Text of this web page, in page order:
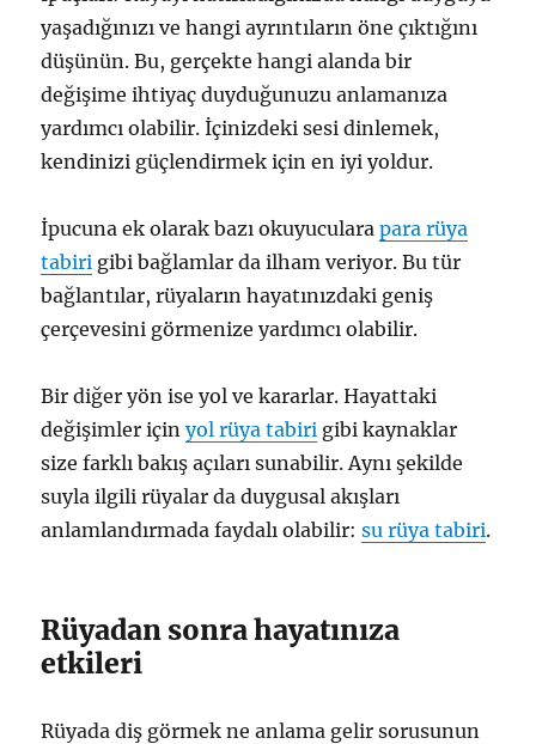
yaşadığınızı ve hangi ayrıntıların öne çıktığını
düşünün. Bu, gerçekte hangi alanda bir
değişime ihtiyaç duyduğunuzu anlamanıza
yardımcı olabilir. İçinizdeki sesi dinlemek,
kendinizi güçlendirmek için en iyi yoldur.
İpucuna ek olarak bazı okuyucularapara rüya
tabiri gibi bağlamlar da ilham veriyor. Bu tür
bağlantılar, rüyaların hayatınızdaki geniş
çerçevesini görmenize yardımcı olabilir.
Bir diğer yön ise yol ve kararlar. Hayattaki
değişimler içinyol rüya tabiri gibi kaynaklar
size farklı bakış açıları sunabilir. Aynı şekilde
suyla ilgili rüyalar da duygusal akışları
anlamlandırmada faydalı olabilir:su rüya tabiri.
Rüyadan sonra hayatınıza
etkileri
Rüyada diş görmek ne anlama gelir sorusunun